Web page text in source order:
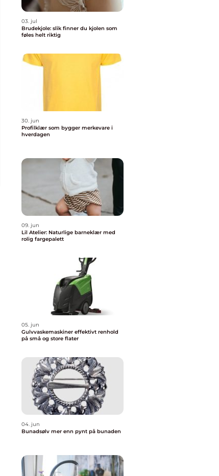
03. jul
Brudekjole: slik finner du kjolen som
føles helt riktig
30. jun
Profilklær som bygger merkevare i
hverdagen
09. jun
Lil Atelier: Naturlige barneklær med
rolig fargepalett
05. jun
Gulvvaskemaskiner effektivt renhold
på små og store flater
04. jun
Bunadsølv mer enn pynt på bunaden